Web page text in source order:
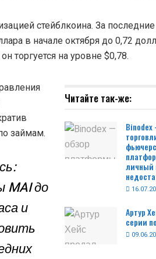
стейблкоина. За
в начале октября до 0,72
торгуется на уровне $0,78.
Читайте так-же:
личный
Артур
серии
займам.
MAI до
и